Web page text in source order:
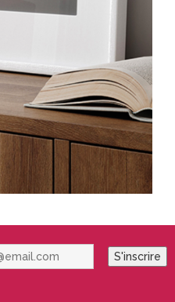
votre@email.com S'inscrire